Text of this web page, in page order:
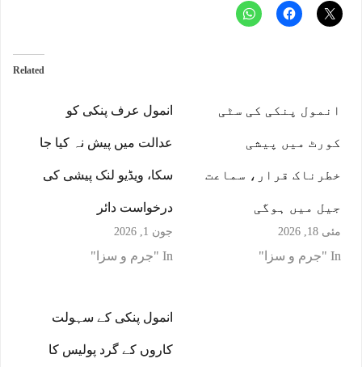
Related
انمول عرف پنکی کو
عدالت میں پیش نہ کیا جا
سکا، ویڈیو لنک پیشی کی
درخواست دائر
جون 1, 2026
In "جرم و سزا"
انمول پنکی کی سٹی
کورٹ میں پیشی
خطرناک قرار، سماعت
جیل میں ہوگی
مئی 18, 2026
In "جرم و سزا"
انمول پنکی کے سہولت
کاروں کے گرد پولیس کا